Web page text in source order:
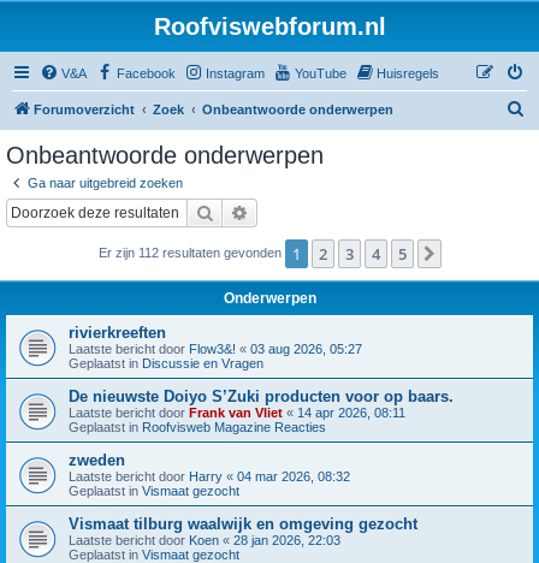
Roofviswebforum.nl
V&A Facebook Instagram YouTube Huisregels
Forumoverzicht Zoek Onbeantwoorde onderwerpen
Onbeantwoorde onderwerpen
Ga naar uitgebreid zoeken
Zoek
Er zijn 112 resultaten gevonden 1 2 3 4 5
Onderwerpen
rivierkreeften
Laatste bericht door Flow3&! « 03 aug 2026, 05:27
Geplaatst in Discussie en Vragen
De nieuwste Doiyo S’Zuki producten voor op baars.
Laatste bericht door Frank van Vliet « 14 apr 2026, 08:11
Geplaatst in Roofvisweb Magazine Reacties
zweden
Laatste bericht door Harry « 04 mar 2026, 08:32
Geplaatst in Vismaat gezocht
Vismaat tilburg waalwijk en omgeving gezocht
Laatste bericht door Koen « 28 jan 2026, 22:03
Geplaatst in Vismaat gezocht